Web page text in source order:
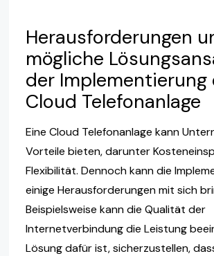
Herausforderungen
mögliche
der Implementierung
Cloud Telefonanlage
Eine Cloud Telefonanlage kann
Vorteile bieten, darunter
Flexibilität. Dennoch kann die
einige Herausforderungen mit sich
Beispielsweise kann die Qualität der
Internetverbindung die Leistung
Lösung dafür ist, sicherzustellen,